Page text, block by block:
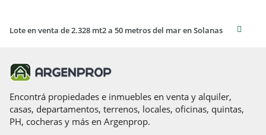
Lote en venta de 2.328 mt2 a 50 metros del mar en Solanas
Encontrá propiedades e inmuebles en venta y alquiler,
casas, departamentos, terrenos, locales, oficinas, quintas,
PH, cocheras y más en Argenprop.